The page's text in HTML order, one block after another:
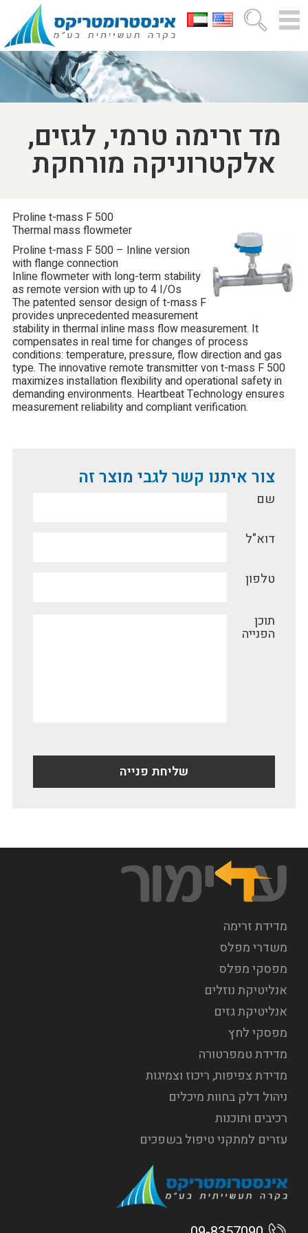
מד זרימה טרמי, לגזים,
אלקטרוניקה מורחקת
Proline t-mass F 500
Thermal mass flowmeter
Proline t-mass F 500 – Inline version
with flange connection
Inline flowmeter with long-term stability
as remote version with up to 4 I/Os
The patented sensor design of t-mass F
provides unprecedented measurement
stability in thermal inline mass flow measurement. It
compensates in real time for changes of process
conditions: temperature, pressure, flow direction and gas
type. The innovative remote transmitter von t-mass F 500
maximizes installation flexibility and operational safety in
demanding environments. Heartbeat Technology ensures
measurement reliability and compliant verification.
צור איתנו קשר לגבי מוצר זה
שם
דוא"ל
טלפון
תוכן
הפנייה
מדידת זרימה
משדרי מפלס
מפסקי מפלס
אנליטיקת נוזלים
אנליטיקת גזים
מפסקי לחץ
מדידת טמפרטורה
מדידת צפיפות, ריכוז וצמיגות
ניהול דלק בחוות מיכלים
רכיבים ותוכנות
עזרים למתקני טיפול בשפכים